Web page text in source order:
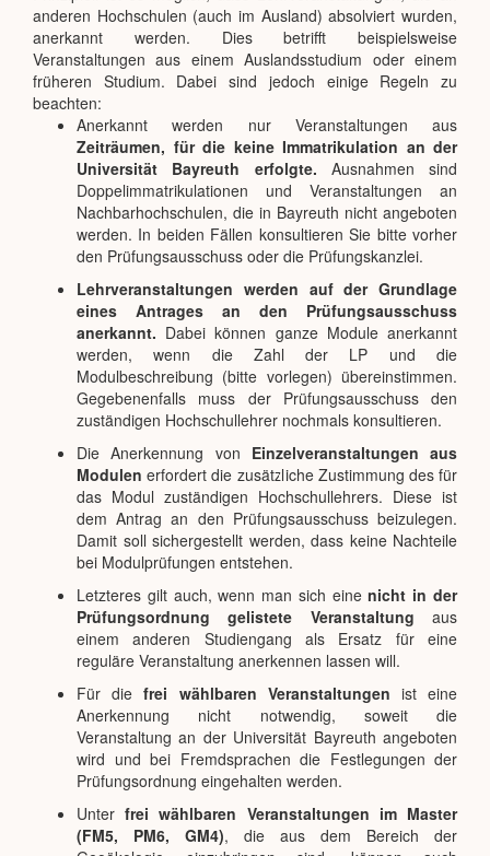
anderen Hochschulen (auch im Ausland) absolviert wurden,
anerkannt werden. Dies betrifft beispielsweise
Veranstaltungen aus einem Auslandsstudium oder einem
früheren Studium. Dabei sind jedoch einige Regeln zu
beachten:
Anerkannt werden nur Veranstaltungen aus
Zeiträumen, für die keine Immatrikulation an der
Universität Bayreuth erfolgte. Ausnahmen sind
Doppelimmatrikulationen und Veranstaltungen an
Nachbarhochschulen, die in Bayreuth nicht angeboten
werden. In beiden Fällen konsultieren Sie bitte vorher
den Prüfungsausschuss oder die Prüfungskanzlei.
Lehrveranstaltungen werden auf der Grundlage
eines Antrages an den Prüfungsausschuss
anerkannt. Dabei können ganze Module anerkannt
werden, wenn die Zahl der LP und die
Modulbeschreibung (bitte vorlegen) übereinstimmen.
Gegebenenfalls muss der Prüfungsausschuss den
zuständigen Hochschullehrer nochmals konsultieren.
Die Anerkennung von Einzelveranstaltungen aus
Modulen erfordert die zusätzliche Zustimmung des für
das Modul zuständigen Hochschullehrers. Diese ist
dem Antrag an den Prüfungsausschuss beizulegen.
Damit soll sichergestellt werden, dass keine Nachteile
bei Modulprüfungen entstehen.
Letzteres gilt auch, wenn man sich einenicht in der
Prüfungsordnung gelistete Veranstaltung aus
einem anderen Studiengang als Ersatz für eine
reguläre Veranstaltung anerkennen lassen will.
Für diefrei wählbaren Veranstaltungen ist eine
Anerkennung nicht notwendig, soweit die
Veranstaltung an der Universität Bayreuth angeboten
wird und bei Fremdsprachen die Festlegungen der
Prüfungsordnung eingehalten werden.
Unterfrei wählbaren Veranstaltungen im Master
(FM5, PM6, GM4), die aus dem Bereich der